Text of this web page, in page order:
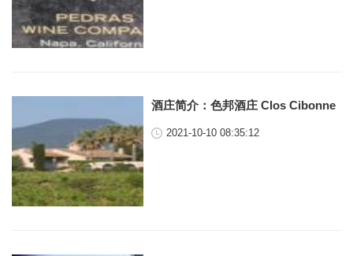
酒庄简介：色邦酒庄 Clos Cibonne
2021-10-10 08:35:12